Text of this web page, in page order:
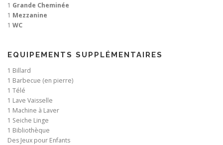
1 Grande Cheminée
1 Mezzanine
1 WC
EQUIPEMENTS SUPPLÉMENTAIRES
1 Billard
1 Barbecue (en pierre)
1 Télé
1 Lave Vaisselle
1 Machine à Laver
1 Seiche Linge
1 Bibliothèque
Des Jeux pour Enfants